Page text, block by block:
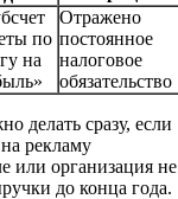
по
на
Отражено
постоянное
налоговое
обязательство
делать сразу, если
рекламу
или организация не
до конца года.